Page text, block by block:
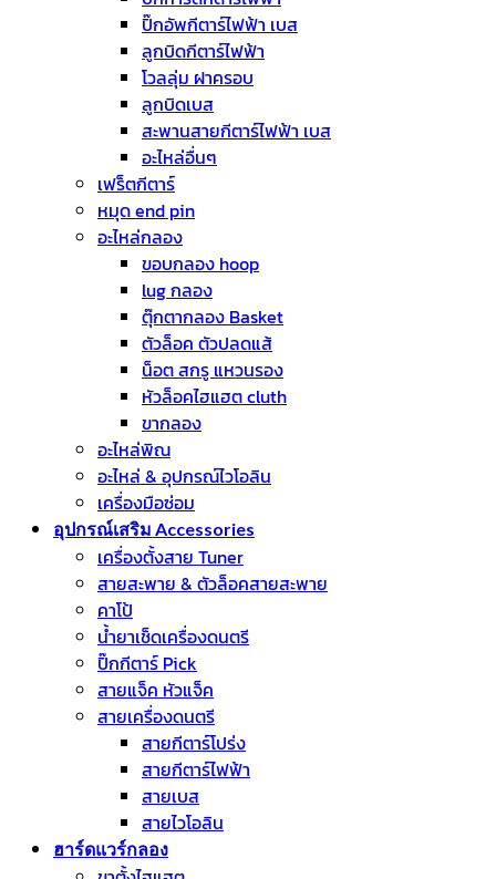
ปิ๊กอัพกีตาร์ไฟฟ้า เบส
ลูกบิดกีตาร์ไฟฟ้า
โวลลุ่ม ฝาครอบ
ลูกบิดเบส
สะพานสายกีตาร์ไฟฟ้า เบส
อะไหล่อื่นๆ
เฟร็ตกีตาร์
หมุด end pin
อะไหล่กลอง
ขอบกลอง hoop
lug กลอง
ตุ๊กตากลอง Basket
ตัวล็อค ตัวปลดแส้
น็อต สกรู แหวนรอง
หัวล็อคไฮแฮต cluth
ขากลอง
อะไหล่พิณ
อะไหล่ & อุปกรณ์ไวโอลิน
เครื่องมือซ่อม
อุปกรณ์เสริม Accessories
เครื่องตั้งสาย Tuner
สายสะพาย & ตัวล็อคสายสะพาย
คาโป้
น้ำยาเช็ดเครื่องดนตรี
ปิ๊กกีตาร์ Pick
สายแจ็ค หัวแจ็ค
สายเครื่องดนตรี
สายกีตาร์โปร่ง
สายกีตาร์ไฟฟ้า
สายเบส
สายไวโอลิน
ฮาร์ดแวร์กลอง